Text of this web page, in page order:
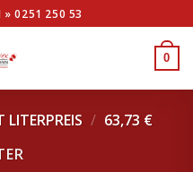
»0251 250 53
0
LITERPREIS / 63,73 €